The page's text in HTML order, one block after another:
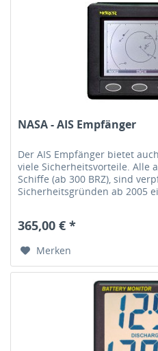
NASA - AIS Empfänger
Der AIS Empfänger bietet
viele Sicherheitsvorteile. Alle
Schiffe (ab 300 BRZ), sind
Sicherheitsgründen ab 2005
365,00 € *
Merken